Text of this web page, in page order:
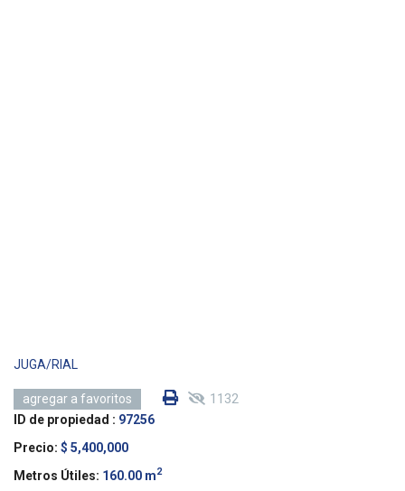
JUGA/RIAL
agregar a favoritos 1132
ID de propiedad : 97256
Precio: $ 5,400,000
Metros Útiles: 160.00 m2